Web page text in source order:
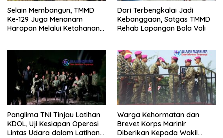
Selain Membangun, TMMD
Ke-129 Juga Menanam
Harapan Melalui Ketahanan
Dari Terbengkalai Jadi
Kebanggaan, Satgas TMMD
Rehab Lapangan Bola Voli
Panglima TNI Tinjau Latihan
KDOL, Uji Kesiapan Operasi
Lintas Udara dalam Latihan
Warga Kehormatan dan
Brevet Korps Marinir
Diberikan Kepada Wakil